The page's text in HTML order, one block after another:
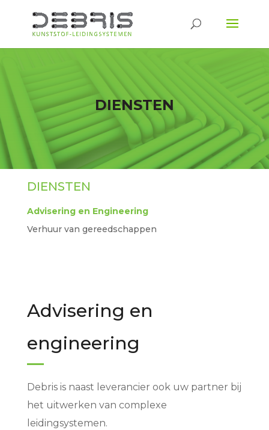
DIENSTEN
DIENSTEN
Advisering en Engineering
Verhuur van gereedschappen
Advisering en
engineering
Debris is naast leverancier ook uw partner bij
het uitwerken van complexe
leidingsystemen.